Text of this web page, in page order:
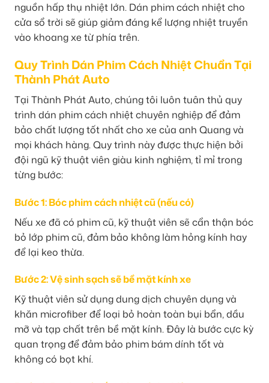
nguồn hấp thụ nhiệt lớn. Dán phim cách nhiệt cho
cửa sổ trời sẽ giúp giảm đáng kể lượng nhiệt truyền
vào khoang xe từ phía trên.
Quy Trình Dán Phim Cách Nhiệt Chuẩn Tại
Thành Phát Auto
Tại Thành Phát Auto, chúng tôi luôn tuân thủ quy
trình dán phim cách nhiệt chuyên nghiệp để đảm
bảo chất lượng tốt nhất cho xe của anh Quang và
mọi khách hàng. Quy trình này được thực hiện bởi
đội ngũ kỹ thuật viên giàu kinh nghiệm, tỉ mỉ trong
từng bước:
Bước 1: Bóc phim cách nhiệt cũ (nếu có)
Nếu xe đã có phim cũ, kỹ thuật viên sẽ cẩn thận bóc
bỏ lớp phim cũ, đảm bảo không làm hỏng kính hay
để lại keo thừa.
Bước 2: Vệ sinh sạch sẽ bề mặt kính xe
Kỹ thuật viên sử dụng dung dịch chuyên dụng và
khăn microfiber để loại bỏ hoàn toàn bụi bẩn, dầu
mỡ và tạp chất trên bề mặt kính. Đây là bước cực kỳ
quan trọng để đảm bảo phim bám dính tốt và
không có bọt khí.